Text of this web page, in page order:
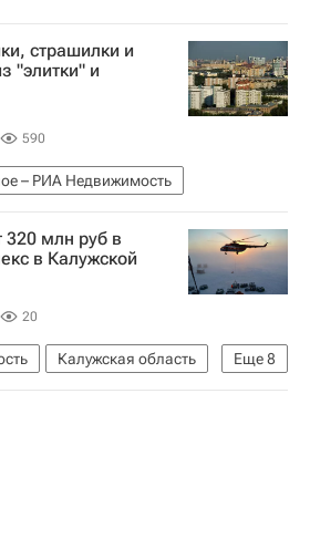
страшилки и
"элитки" и
590
– РИА Недвижимость
млн руб в
в Калужской
20
Еще8
Калужская область
НДВ-Групп